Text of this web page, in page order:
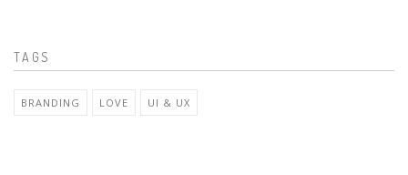
TAGS
BRANDING LOVE UI & UX